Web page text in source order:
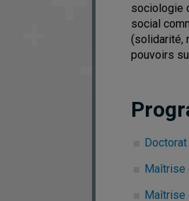
sociologie
social
(solidarité,
pouvoirs
Maîtrise
Maîtrise